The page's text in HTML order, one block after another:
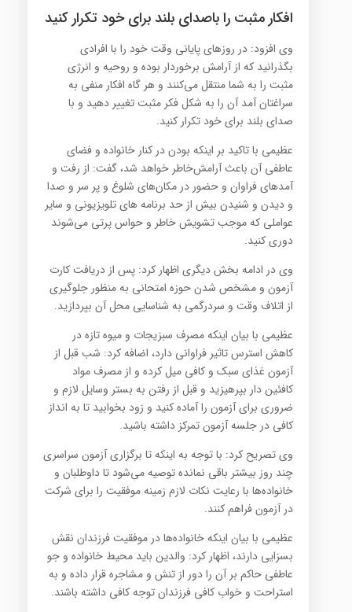
افکار مثبت را باصدای بلند برای خود تکرار کنید
وی افزود: در روزهای پایانی وقت خود را با افرادی
بگذرانید که از آرامش برخوردار بوده و روحیه و انرژی
مثبت را به شما منتقل می‌کنند و هر گاه افکار منفی به
سراغتان آمد آن را به شکل فکر مثبت تغییر دهید و با
صدای بلند برای خود تکرار کنید.
عظیمی با تاکید بر اینکه بودن در کنار خانواده و فضای
عاطفی آن باعث آرامش‌خاطر خواهد شد، گفت: از رفت و
آمدهای فراوان و حضور در مکان‌های شلوغ و پر سر و صدا
و دیدن و شنیدن بیش از حد برنامه های تلویزیونی و سایر
عواملی که موجب تشویش خاطر و حواس پرتی می‌شوند
دوری کنید.
وی در ادامه بخش دیگری اظهار کرد: پس از دریافت کارت
آزمون و مشخص شدن حوزه امتحانی به منظور جلوگیری
از اتلاف وقت و سردرگمی به شناسایی محل آن بپردازید.
عظیمی با بیان اینکه مصرف سبزیجات و میوه تازه در
کاهش استرس تاثیر فراوانی دارد، اضافه کرد: شب قبل از
آزمون غذای سبک و کافی میل کرده و از مصرف مواد
کافئین دار بپرهیزید و قبل از رفتن به بستر وسایل لازم و
ضروری برای آزمون را آماده کنید و زود بخوابید تا به انداز
کافی در جلسه آزمون تمرکز داشته باشید.
وی تصریح کرد: با توجه به اینکه تا برگزاری آزمون سراسری
چند روز بیشتر باقی نمانده توصیه می‌شود تا داوطلبان و
خانواده‌ها با رعایت نکات لازم زمینه موفقیت را برای شرکت
در آزمون فراهم کنند.
عظیمی با بیان اینکه خانواده‌ها در موفقیت فرزندان نقش
بسزایی دارند، اظهار کرد: والدین باید محیط خانواده و جو
عاطفی حاکم بر آن را دور از تنش و مشاجره قرار داده و به
استراحت و خواب کافی فرزندان توجه کافی داشته باشند.